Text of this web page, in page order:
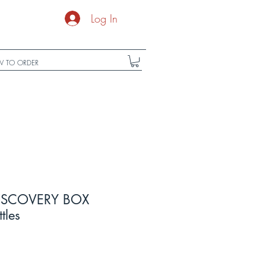
Log In
TO ORDER
BOX